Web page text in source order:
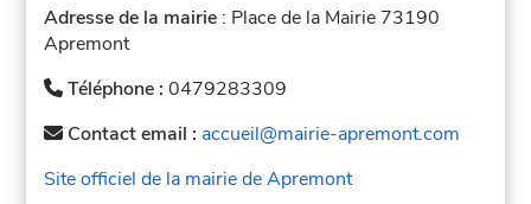
Adresse de la mairie : Place de la Mairie 73190
Apremont
Téléphone :0479283309
Contact email : accueil@mairie-apremont.com
Site officiel de la mairie de Apremont